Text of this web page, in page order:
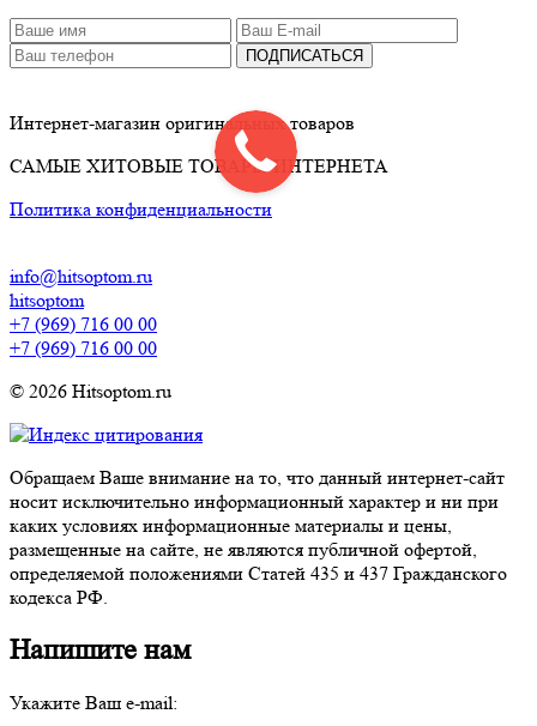
ПОДПИСАТЬСЯ
Интернет-магазин оригинальных товаров
САМЫЕ ХИТОВЫЕ ТОВАРЫ ИНТЕРНЕТА
Политика конфиденциальности
info@hitsoptom.ru
hitsoptom
+7 (969) 716 00 00
+7 (969) 716 00 00
© 2026 Hitsoptom.ru
Обращаем Ваше внимание на то, что данный интернет-сайт
носит исключительно информационный характер и ни при
каких условиях информационные материалы и цены,
размещенные на сайте, не являются публичной офертой,
определяемой положениями Статей 435 и 437 Гражданского
кодекса РФ.
Напишите нам
Укажите Ваш e-mail: